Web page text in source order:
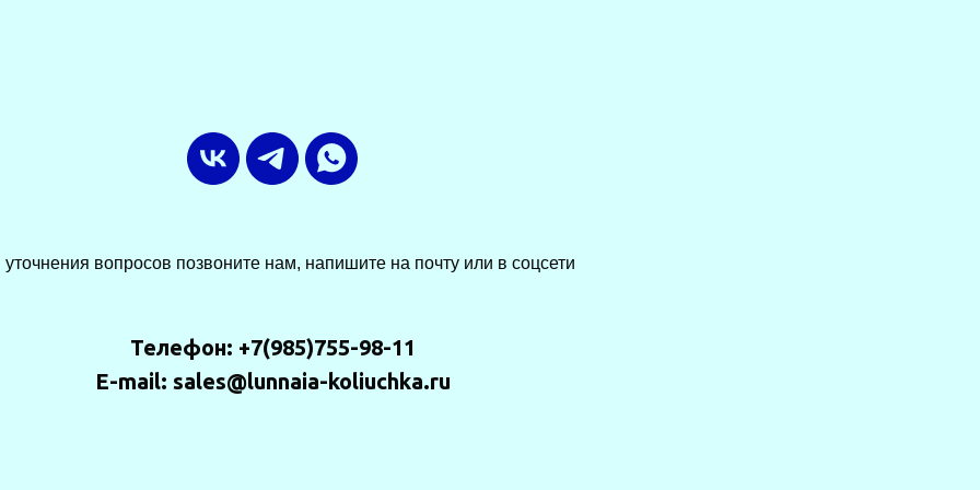
вопросов позвоните нам, напишите на почту или в соцсети
Телефон: +7(985)755-98-11
E-mail: sales@lunnaia-koliuchka.ru